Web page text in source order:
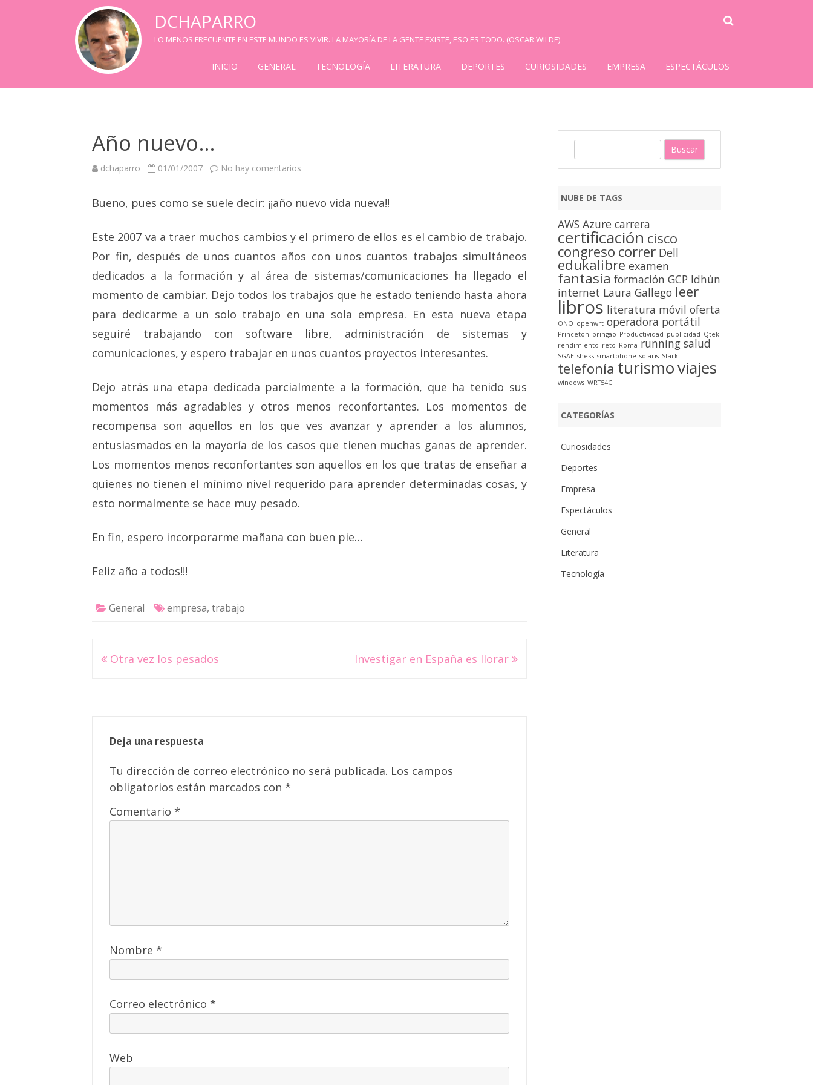
DCHAPARRO
LO MENOS FRECUENTE EN ESTE MUNDO ES VIVIR. LA MAYORÍA DE LA GENTE EXISTE, ESO ES TODO. (OSCAR WILDE)
INICIO GENERAL TECNOLOGÍA LITERATURA DEPORTES CURIOSIDADES EMPRESA ESPECTÁCULOS
Año nuevo…
dchaparro 01/01/2007 No hay comentarios
Bueno, pues como se suele decir: ¡¡año nuevo vida nueva!!
Este 2007 va a traer muchos cambios y el primero de ellos es el cambio de trabajo.
Por fin, después de unos cuantos años con unos cuantos trabajos simultáneos
dedicados a la formación y al área de sistemas/comunicaciones ha llegado el
momento de cambiar. Dejo todos los trabajos que he estado teniendo hasta ahora
para dedicarme a un solo trabajo en una sola empresa. En esta nueva etapa
seguiré trabajando con software libre, administración de sistemas y
comunicaciones, y espero trabajar en unos cuantos proyectos interesantes.
Dejo atrás una etapa dedicada parcialmente a la formación, que ha tenido sus
momentos más agradables y otros menos reconfortantes. Los momentos de
recompensa son aquellos en los que ves avanzar y aprender a los alumnos,
entusiasmados en la mayoría de los casos que tienen muchas ganas de aprender.
Los momentos menos reconfortantes son aquellos en los que tratas de enseñar a
quienes no tienen el mínimo nivel requerido para aprender determinadas cosas, y
esto normalmente se hace muy pesado.
En fin, espero incorporarme mañana con buen pie…
Feliz año a todos!!!
General empresa, trabajo
Navegación
Otra vez los pesados Investigar en España es llorar
Deja una respuesta
Tu dirección de correo electrónico no será publicada. Los campos
obligatorios están marcados con *
Comentario *
Nombre *
Correo electrónico *
Web
a
r
NUBE DE TAGS
AWS Azure carrera
certificación cisco
congreso correr Dell
edukalibre examen
fantasía formación GCP Idhún
internet Laura Gallego leer
libros literatura móvil oferta
ONO openwrt operadora portátil
Princeton pringao Productividad publicidad Qtek
rendimiento reto Roma running salud
SGAE sheks smartphone solaris Stark
telefonía turismoviajes
windows WRT54G
CATEGORÍAS
Curiosidades
Deportes
Empresa
Espectáculos
General
Literatura
Tecnología